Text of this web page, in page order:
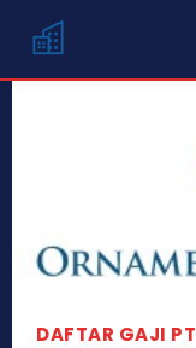
DAFTAR GAJI PT